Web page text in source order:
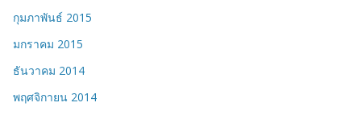
กุมภาพันธ์ 2015
มกราคม 2015
ธันวาคม 2014
พฤศจิกายน 2014